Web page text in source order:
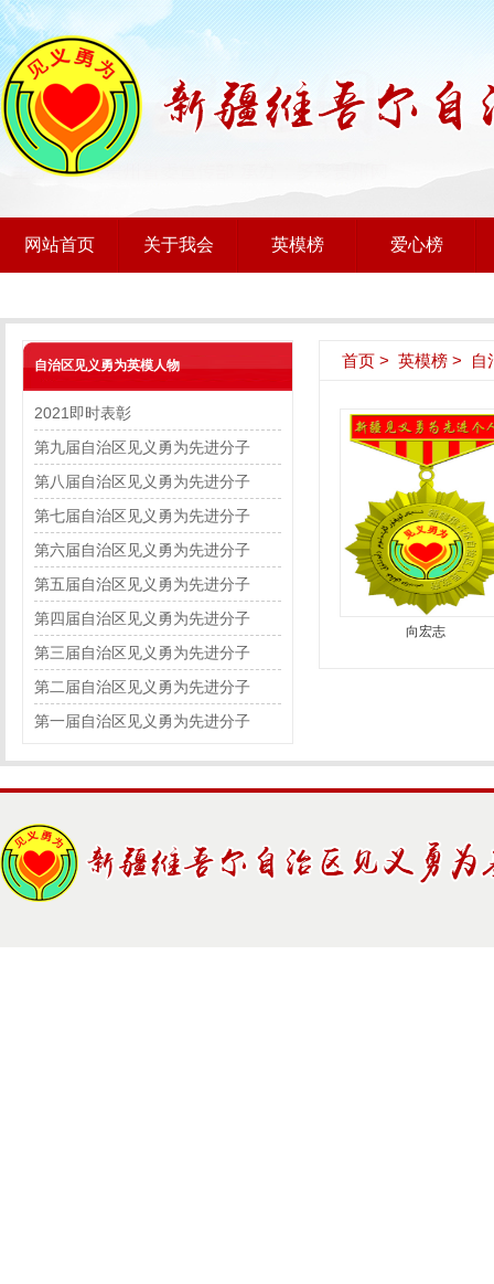
网站首页 关于我会 英模榜 爱心榜
自治区见义勇为英模人物
2021即时表彰
第九届自治区见义勇为先进分子
第八届自治区见义勇为先进分子
第七届自治区见义勇为先进分子
第六届自治区见义勇为先进分子
第五届自治区见义勇为先进分子
第四届自治区见义勇为先进分子
第三届自治区见义勇为先进分子
第二届自治区见义勇为先进分子
第一届自治区见义勇为先进分子
首页 > 英模榜 > 自
向宏志